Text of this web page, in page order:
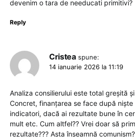
devenim o tara de needucati primitivi?
Reply
Cristea spune:
14 ianuarie 2026 la 11:19
Analiza consilierului este total greșită
Concret, finanțarea se face după
indicatori, dacă ai rezultate bune în
mult etc. Cum altfel?? Vrei doar să
rezultate??? Asta înseamnă